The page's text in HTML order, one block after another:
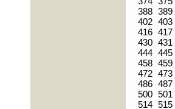
388 389
402 403
416 417
430 431
444 445
458 459
472 473
486 487
500 501
514 515